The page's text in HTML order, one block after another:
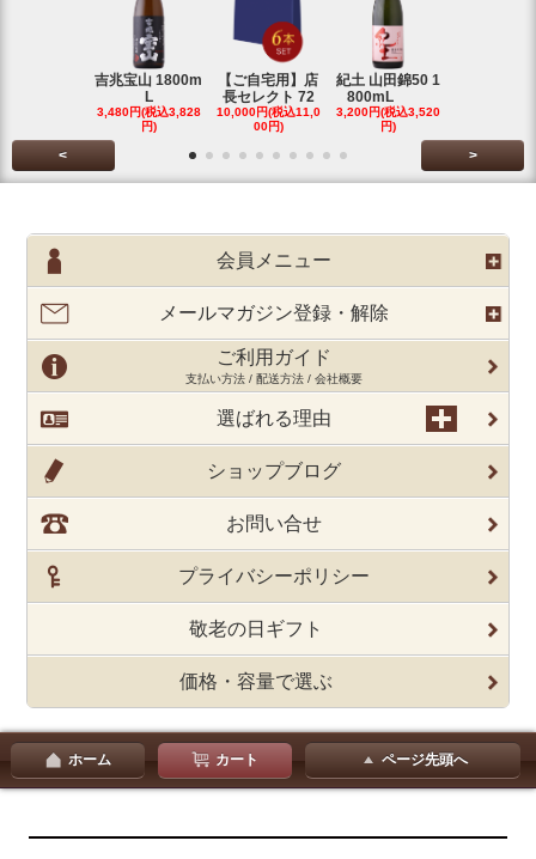
吉兆宝山 1800m
L
3,480円(税込3,828
円)
【ご自宅用】店
長セレクト 72
10,000円(税込11,0
00円)
紀土 山田錦50 1
800mL
3,200円(税込3,520
円)
< >
会員メニュー
メールマガジン登録・解除
ご利用ガイド
支払い方法 / 配送方法 / 会社概要
選ばれる理由
ショップブログ
お問い合せ
プライバシーポリシー
敬老の日ギフト
価格・容量で選ぶ
ホーム カート ページ先頭へ